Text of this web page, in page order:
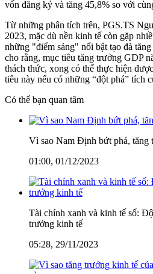
vốn đăng ký và tăng 45,8% so với
Từ những phân tích trên, PGS.TS
2023, mặc dù nền kinh tế còn gặp
những "điểm sáng" nổi bật tạo đà
cho rằng, mục tiêu tăng trưởng GDP
thách thức, xong có thể thực hiện
tiêu này nếu có những “đột phá” tích
Có thể bạn quan tâm
Vì sao Nam Định bứt phá, tăng
01:00, 01/12/2023
Tài chính xanh và kinh tế số:
trưởng kinh tế
05:28, 29/11/2023